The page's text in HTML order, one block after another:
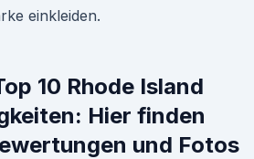
einkleiden.
10 Rhode Island
Hier finden
und Fotos